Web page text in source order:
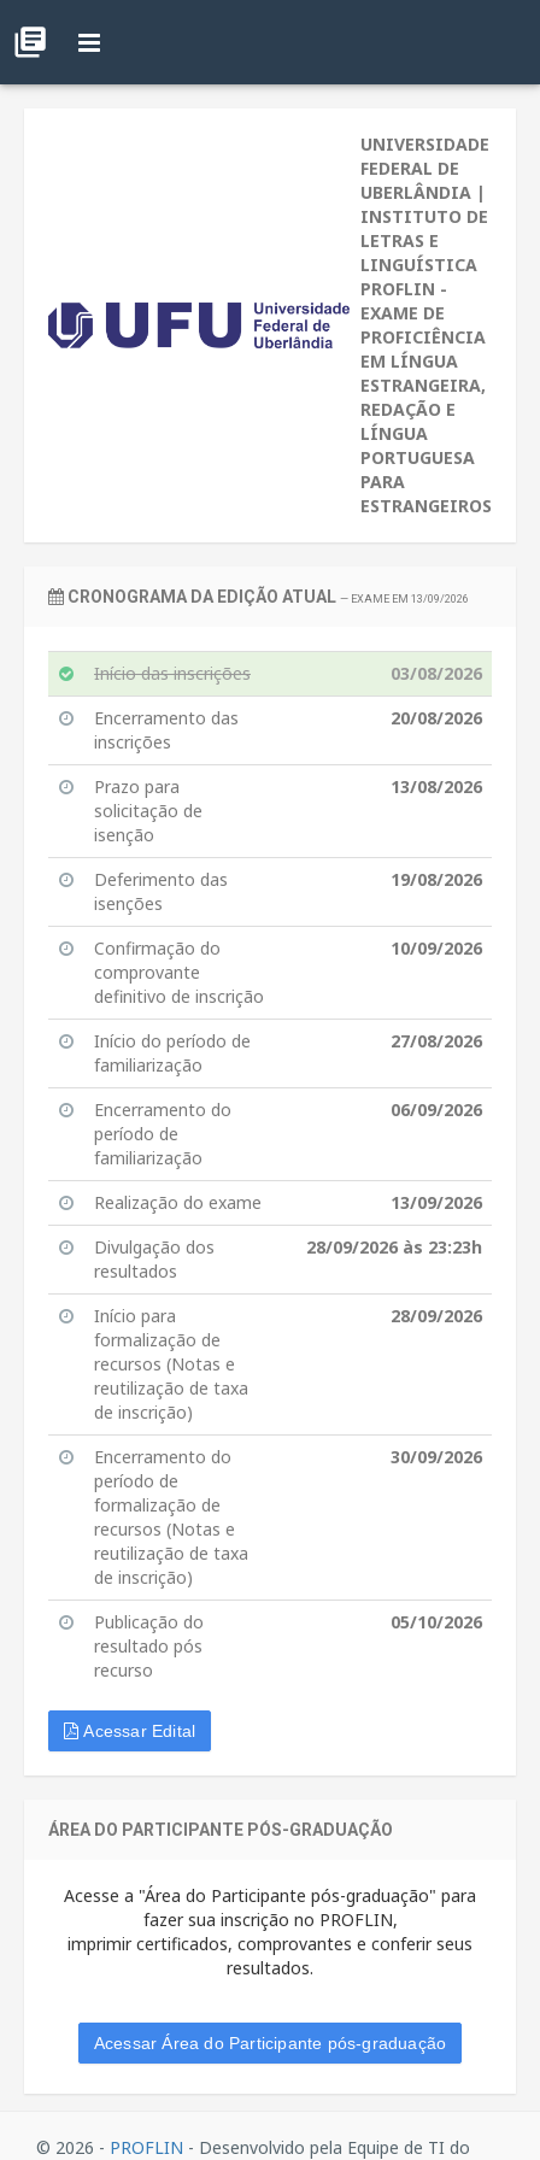
UNIVERSIDADE
FEDERAL DE
UBERLÂNDIA |
INSTITUTO DE
LETRAS E
LINGUÍSTICA
PROFLIN -
EXAME DE
PROFICIÊNCIA
EM LÍNGUA
ESTRANGEIRA,
REDAÇÃO E
LÍNGUA
PORTUGUESA
PARA
ESTRANGEIROS
CRONOGRAMA DA EDIÇÃO ATUAL — EXAME EM 13/09/2026
Início das inscrições
03/08/2026
Encerramento das
inscrições
20/08/2026
Prazo para
solicitação de
isenção
13/08/2026
Deferimento das
isenções
19/08/2026
Confirmação do
comprovante
definitivo de inscrição
10/09/2026
Início do período de
familiarização
27/08/2026
Encerramento do
período de
familiarização
06/09/2026
Realização do exame
13/09/2026
Divulgação dos
resultados
28/09/2026 às 23:23h
Início para
formalização de
recursos (Notas e
reutilização de taxa
de inscrição)
28/09/2026
Encerramento do
período de
formalização de
recursos (Notas e
reutilização de taxa
de inscrição)
30/09/2026
Publicação do
resultado pós
recurso
05/10/2026
Acessar Edital
ÁREA DO PARTICIPANTE PÓS-GRADUAÇÃO
Acesse a "Área do Participante pós-graduação" para
fazer sua inscrição no PROFLIN,
imprimir certificados, comprovantes e conferir seus
resultados.
Acessar Área do Participante pós-graduação
© 2026 - PROFLIN - Desenvolvido pela Equipe de TI do